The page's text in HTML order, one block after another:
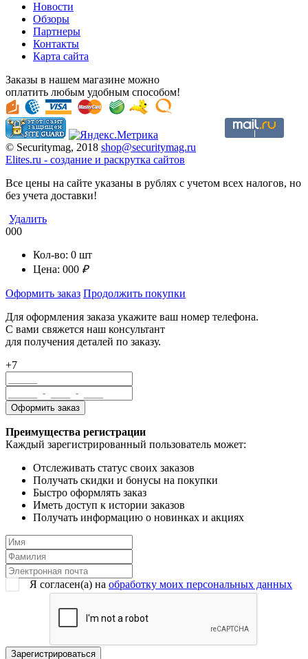
Новости
Обзоры
Партнеры
Контакты
Карта сайта
Заказы в нашем магазине можно
оплатить любым удобным способом!
© Securitymag, 2018 shop@securitymag.ru
Elites.ru - cоздание и раскрутка сайтов
Все цены на сайте указаны в рублях с учетом всех налогов, но
без учета доставки!
Удалить
000
Кол-во: 0 шт
Цена: 000 ₽
Оформить заказ Продолжить покупки
Для оформления заказа укажите ваш номер телефона.
С вами свяжется наш консультант
для получения деталей по заказу.
+7
Преимущества регистрации
Каждый зарегистрированный пользователь может:
Отслеживать статус своих заказов
Получать скидки и бонусы на покупки
Быстро оформлять заказ
Иметь доступ к истории заказов
Получать информацию о новинках и акциях
Я согласен(a) на обработку моих персональных данных